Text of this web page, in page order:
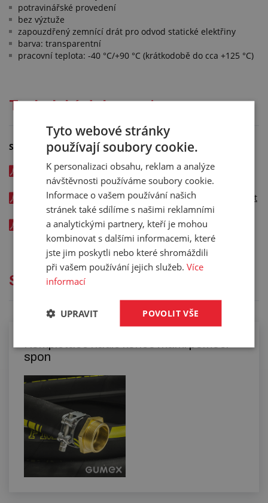
potravinářské provedení
bez výztuže
zapouzdřený zemnící drát pro odvod statické elektřiny
barva: transparentní
pracovní teplota: -40 °C/+90 °C (krátkodobě do cca +125 °C)
Technická dokumentace
Soubory ke stažení
Hadice PROTAPE PUR-C 335 FOOD-AS FLAT - certifikát pro
potraviny v CZ - kód: 01030xxx
Hadice PROTAPE PUR-C 335 FOOD-AS FLAT - katalogový list
v CZ - kód: 01030xxx
Hadice PROTAPE PUR-C 335 FOOD-AS FLAT - certifikát pro
potraviny v EN - kód: 01030xxx
Služby
spon
Tyto webové stránky
používají soubory cookie.
K personalizaci obsahu, reklam a analýze
návštěvnosti používáme soubory cookie.
Informace o vašem používání našich
stránek také sdílíme s našimi reklamními
a analytickými partnery, kteří je mohou
kombinovat s dalšími informacemi, které
jste jim poskytli nebo které shromáždili
při vašem používání jejich služeb.Více
informací
POVOLIT VŠE
UPRAVIT